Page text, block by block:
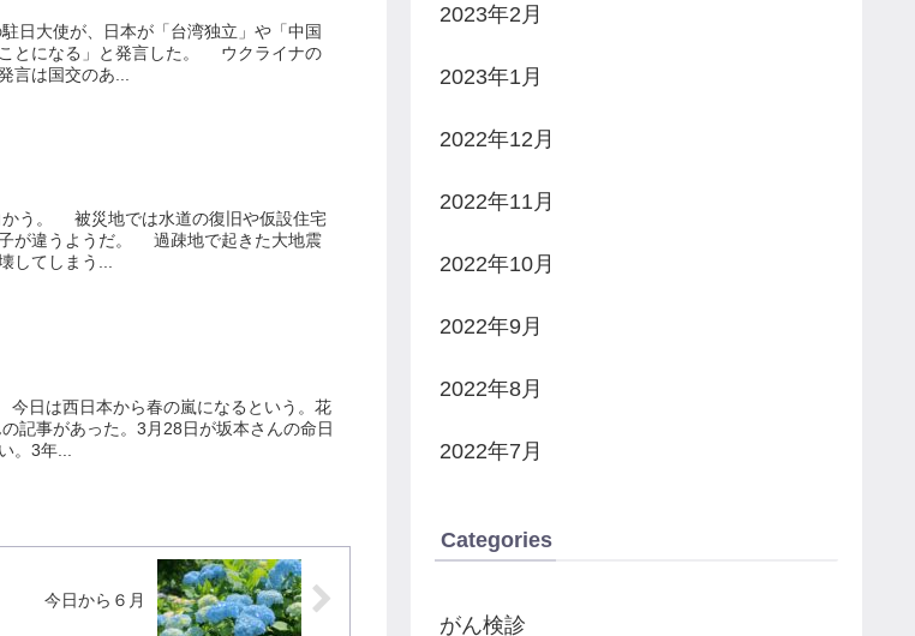
大使が、日本が「台湾独立」や「中国
とになる」と発言した。 ウクライナの
言は国交のあ...
う。 被災地では水道の復旧や仮設住宅
が違うようだ。 過疎地で起きた大地震
してしまう...
日は西日本から春の嵐になるという。花
記事があった。3月28日が坂本さんの命日
。3年...
今日から６月
2023年2月
2023年1月
2022年12月
2022年11月
2022年10月
2022年9月
2022年8月
2022年7月
Categories
がん検診